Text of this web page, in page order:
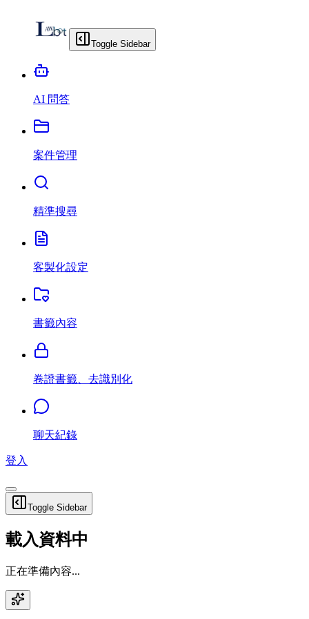
Toggle Sidebar
AI 問答
案件管理
精準搜尋
客製化設定
書籤內容
卷證書籤、去識別化
聊天紀錄
登入
Toggle Sidebar
載入資料中
正在準備內容...